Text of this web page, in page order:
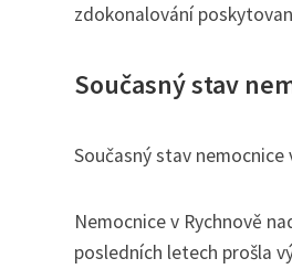
zdokonalování
Současný stav
Současný stav nemocnice
Nemocnice v Rychnově
posledních letech prošla